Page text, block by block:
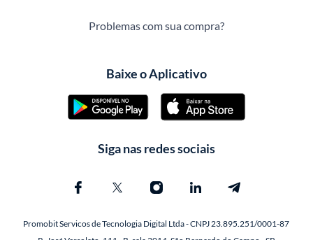
Problemas com sua compra?
Baixe o Aplicativo
Siga nas redes sociais
Promobit Servicos de Tecnologia Digital Ltda - CNPJ 23.895.251/0001-87